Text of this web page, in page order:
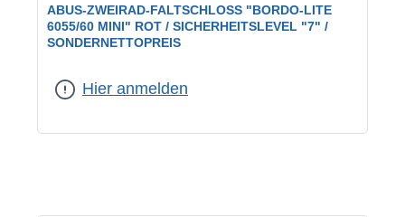
ABUS-ZWEIRAD-FALTSCHLOSS "BORDO-LITE
6055/60 MINI" ROT / SICHERHEITSLEVEL "7" /
SONDERNETTOPREIS
Hier anmelden